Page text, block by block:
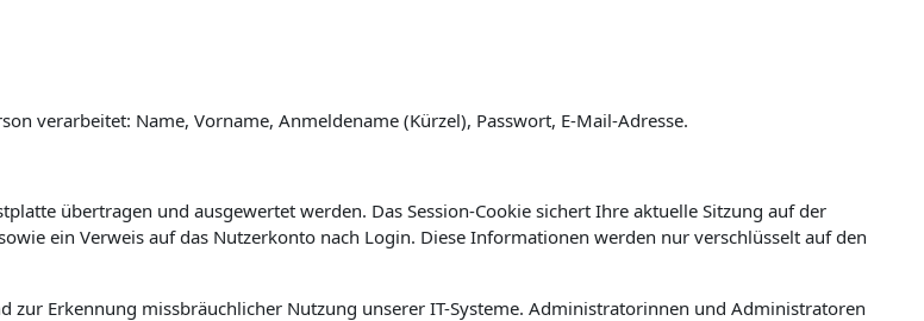
verarbeitet: Name, Vorname, Anmeldename (Kürzel), Passwort, E-Mail-Adresse.
übertragen und ausgewertet werden. Das Session-Cookie sichert Ihre aktuelle Sitzung auf der
ein Verweis auf das Nutzerkonto nach Login. Diese Informationen werden nur verschlüsselt auf den
Erkennung missbräuchlicher Nutzung unserer IT-Systeme. Administratorinnen und Administratoren